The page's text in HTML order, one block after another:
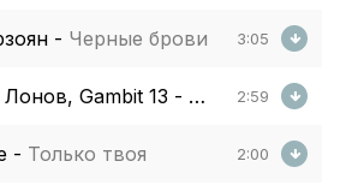
- Черные брови 3:05
Gambit 13 - Старая Лада
2:59
- Только твоя 2:00